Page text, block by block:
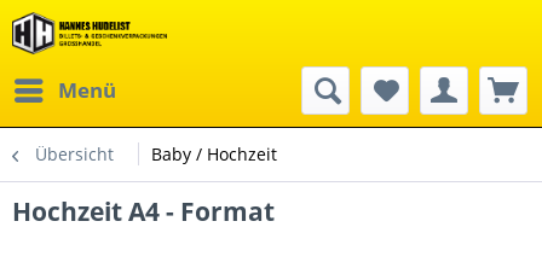
Menü
Übersicht Baby / Hochzeit
Hochzeit A4 - Format